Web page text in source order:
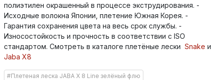
полиэтилен окрашенный в процессе экструдирования. -
Исходные волокна Японии, плетение Южная Корея. -
Гарантия сохранения цвета на весь срок службы. -
Износостойкость и прочность в соответствии с ISO
стандартом. Смотреть в каталоге плетёные лески Snake и
Jaba X8
#Плетеная леска JABA X 8 Line зелёный флю